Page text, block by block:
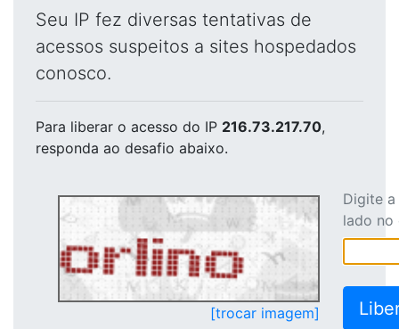
Seu IP fez diversas tentativas de
acessos suspeitos a sites hospedados
conosco.
Para liberar o acesso do IP 216.73.217.70,
responda ao desafio abaixo.
[trocar imagem]
Digite
lado no